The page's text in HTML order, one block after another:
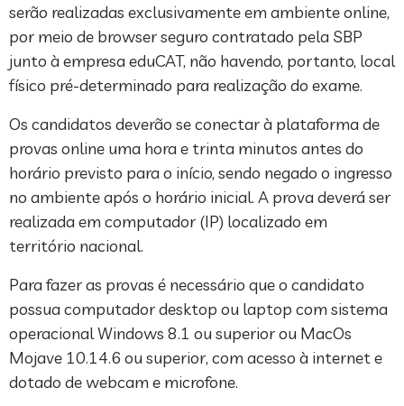
serão realizadas exclusivamente em ambiente online,
por meio de browser seguro contratado pela SBP
junto à empresa eduCAT, não havendo, portanto, local
físico pré-determinado para realização do exame.
Os candidatos deverão se conectar à plataforma de
provas online uma hora e trinta minutos antes do
horário previsto para o início, sendo negado o ingresso
no ambiente após o horário inicial. A prova deverá ser
realizada em computador (IP) localizado em
território nacional.
Para fazer as provas é necessário que o candidato
possua computador desktop ou laptop com sistema
operacional Windows 8.1 ou superior ou MacOs
Mojave 10.14.6 ou superior, com acesso à internet e
dotado de webcam e microfone.